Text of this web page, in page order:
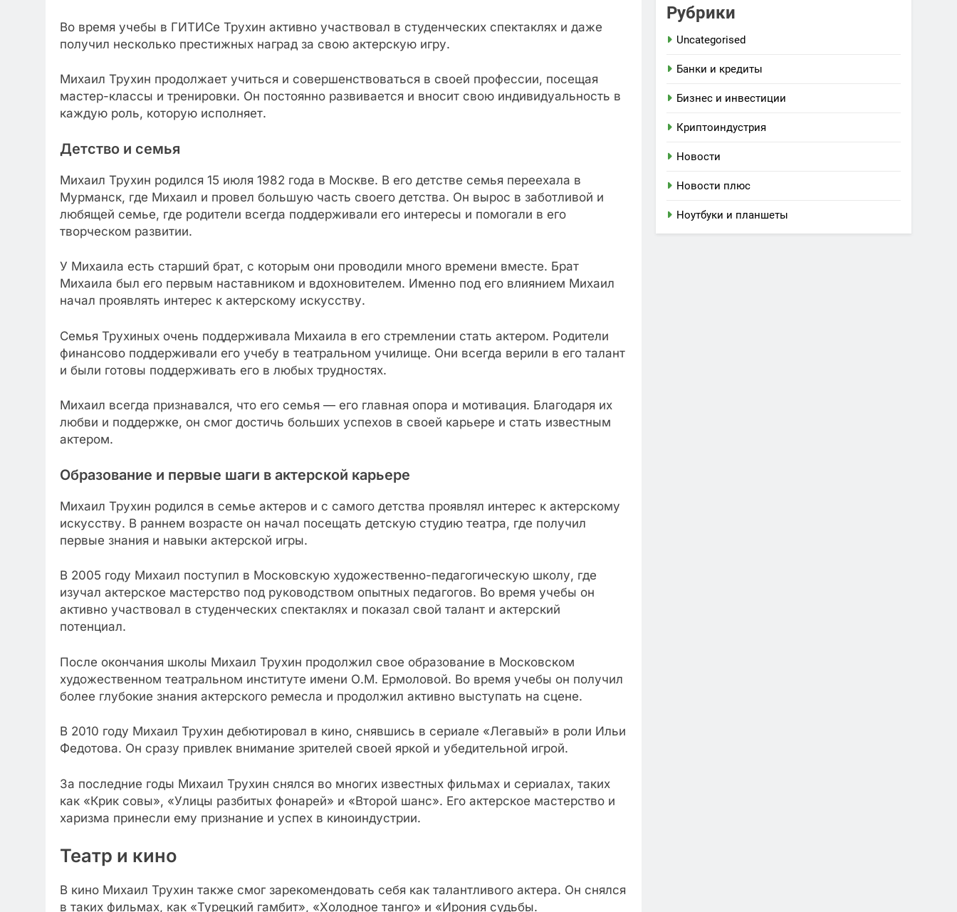
Во время учебы в ГИТИСе Трухин активно участвовал в студенческих спектаклях и даже
получил несколько престижных наград за свою актерскую игру.
Михаил Трухин продолжает учиться и совершенствоваться в своей профессии, посещая
мастер-классы и тренировки. Он постоянно развивается и вносит свою индивидуальность в
каждую роль, которую исполняет.
Детство и семья
Михаил Трухин родился 15 июля 1982 года в Москве. В его детстве семья переехала в
Мурманск, где Михаил и провел большую часть своего детства. Он вырос в заботливой и
любящей семье, где родители всегда поддерживали его интересы и помогали в его
творческом развитии.
У Михаила есть старший брат, с которым они проводили много времени вместе. Брат
Михаила был его первым наставником и вдохновителем. Именно под его влиянием Михаил
начал проявлять интерес к актерскому искусству.
Семья Трухиных очень поддерживала Михаила в его стремлении стать актером. Родители
финансово поддерживали его учебу в театральном училище. Они всегда верили в его талант
и были готовы поддерживать его в любых трудностях.
Михаил всегда признавался, что его семья — его главная опора и мотивация. Благодаря их
любви и поддержке, он смог достичь больших успехов в своей карьере и стать известным
актером.
Образование и первые шаги в актерской карьере
Михаил Трухин родился в семье актеров и с самого детства проявлял интерес к актерскому
искусству. В раннем возрасте он начал посещать детскую студию театра, где получил
первые знания и навыки актерской игры.
В 2005 году Михаил поступил в Московскую художественно-педагогическую школу, где
изучал актерское мастерство под руководством опытных педагогов. Во время учебы он
активно участвовал в студенческих спектаклях и показал свой талант и актерский
потенциал.
После окончания школы Михаил Трухин продолжил свое образование в Московском
художественном театральном институте имени О.М. Ермоловой. Во время учебы он получил
более глубокие знания актерского ремесла и продолжил активно выступать на сцене.
В 2010 году Михаил Трухин дебютировал в кино, снявшись в сериале «Легавый» в роли Ильи
Федотова. Он сразу привлек внимание зрителей своей яркой и убедительной игрой.
За последние годы Михаил Трухин снялся во многих известных фильмах и сериалах, таких
как «Крик совы», «Улицы разбитых фонарей» и «Второй шанс». Его актерское мастерство и
харизма принесли ему признание и успех в киноиндустрии.
Театр и кино
В кино Михаил Трухин также смог зарекомендовать себя как талантливого актера. Он снялся
в таких фильмах, как «Турецкий гамбит», «Холодное танго» и «Ирония судьбы.
Рубрики
Uncategorised
Банки и кредиты
Бизнес и инвестиции
Криптоиндустрия
Новости
Новости плюс
Ноутбуки и планшеты